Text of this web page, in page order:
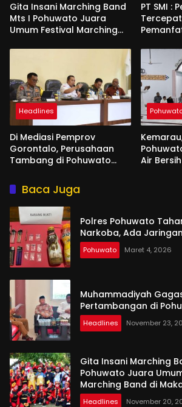
Gita Insani Marching Band
Mts I Pohuwato Juara
Umum Festival Marching
PT SMI :
Headlines
Di Mediasi Pemprov
Gorontalo, Perusahaan
Tambang di Pohuwato
Ribuan Penambang
Air Bersih
Baca Juga
Polres Pohuwato
Narkoba, Ada
Pohuwato Maret 4, 2026
Muhammadiyah
Pertambangan di
Headlines November 23,
Gita Insani Marching
Pohuwato Juara
Marching Band di
Headlines November 20,